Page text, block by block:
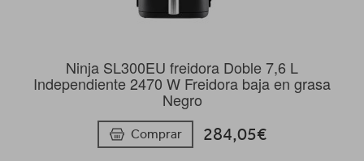
Ninja SL300EU freidora Doble 7,6 L
Independiente 2470 W Freidora baja en grasa
Negro
Comprar 284,05€